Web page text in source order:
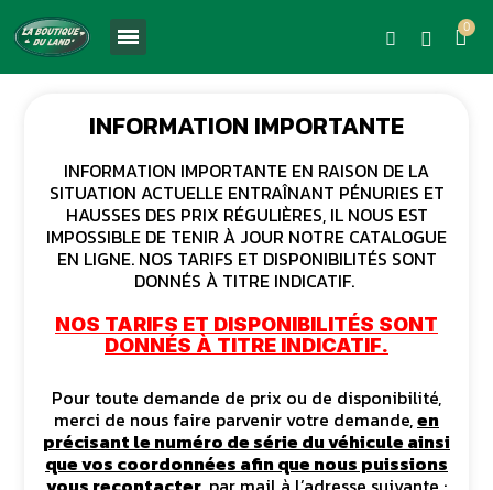
INFORMATION IMPORTANTE
INFORMATION IMPORTANTE EN RAISON DE LA
SITUATION ACTUELLE ENTRAÎNANT PÉNURIES ET
HAUSSES DES PRIX RÉGULIÈRES, IL NOUS EST
IMPOSSIBLE DE TENIR À JOUR NOTRE CATALOGUE
EN LIGNE. NOS TARIFS ET DISPONIBILITÉS SONT
DONNÉS À TITRE INDICATIF.
NOS TARIFS ET DISPONIBILITÉS SONT
DONNÉS À TITRE INDICATIF.
Pour toute demande de prix ou de disponibilité,
merci de nous faire parvenir votre demande,en
précisant le numéro de série du véhicule ainsi
que vos coordonnées afin que nous puissions